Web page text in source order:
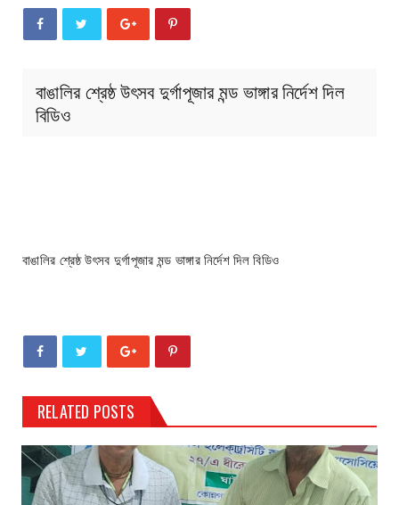
বাঙালির শ্রেষ্ঠ উৎসব দুর্গাপূজার মন্ড ভাঙ্গার নির্দেশ দিল
বিডিও
বাঙালির শ্রেষ্ঠ উৎসব দুর্গাপূজার মন্ড ভাঙ্গার নির্দেশ দিল বিডিও
RELATED POSTS